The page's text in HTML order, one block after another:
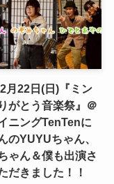
月22日(日)『ミン
がとう音楽祭』＠
ニングTenTenに
のYUYUちゃん、
ゃん＆僕も出演さ
だきました！！